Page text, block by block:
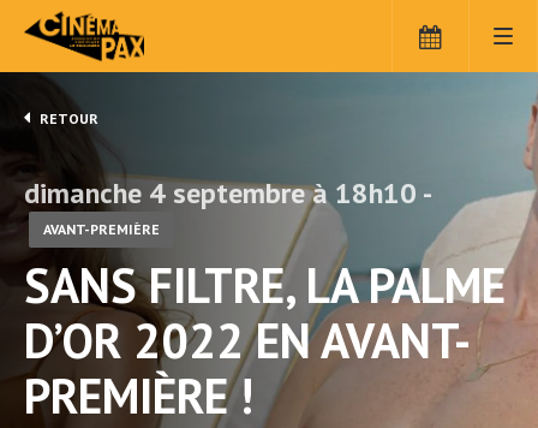
RETOUR
dimanche 4 septembre à 18h10 -
AVANT-PREMIÈRE
SANS FILTRE, LA PALME
D’OR 2022 EN AVANT-
PREMIÈRE !